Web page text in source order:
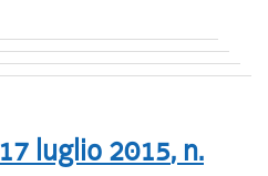
17 luglio 2015, n.